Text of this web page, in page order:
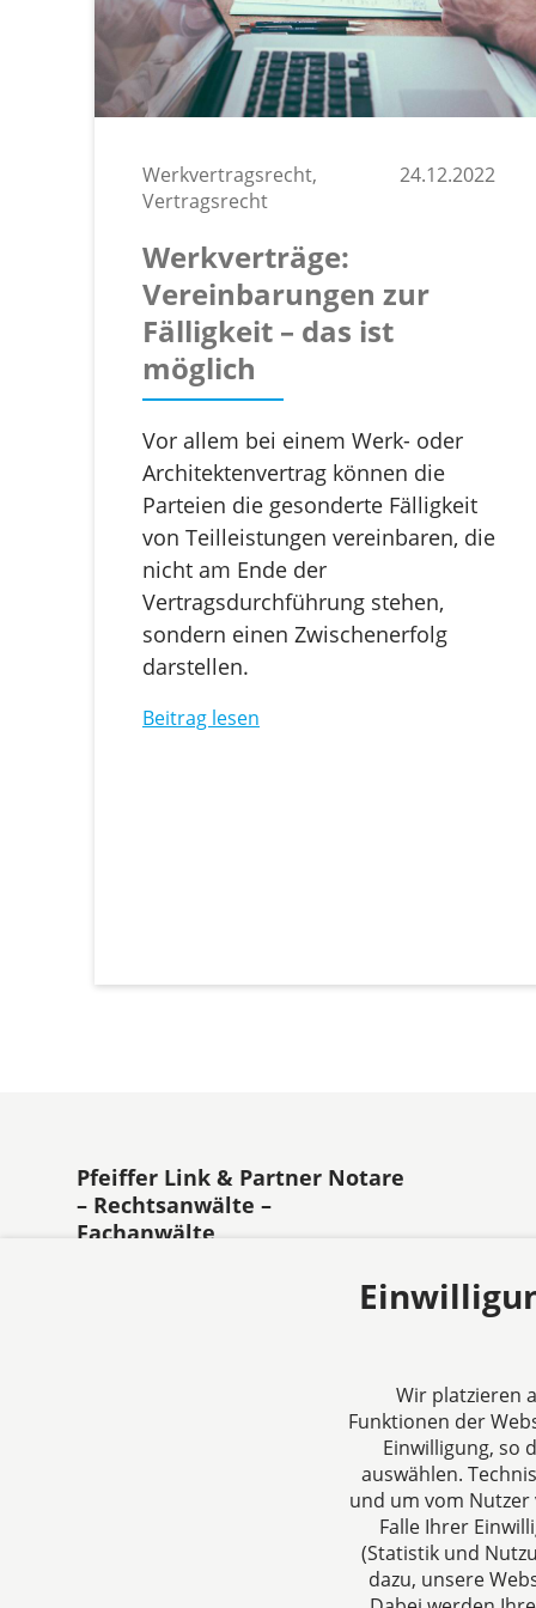
Werkvertragsrecht,
Vertragsrecht
24.12.2022
Werkverträge:
Vereinbarungen zur
Fälligkeit – das ist
möglich
Vor allem bei einem Werk- oder
Architektenvertrag können die
Parteien die gesonderte Fälligkeit
von Teilleistungen vereinbaren, die
nicht am Ende der
Vertragsdurchführung stehen,
sondern einen Zwischenerfolg
darstellen.
Beitrag lesen
Pfeiffer Link & Partner Notare
– Rechtsanwälte –
Fachanwälte
kanzlei@pfeiffer-link.de
Standort
Am
Tel: +49
Fax: +49
E-Mail:
link.de
Wir platzieren
Funktionen der
Einwilligung, so
auswählen.
und um vom Nutzer
Falle Ihrer
(Statistik und
dazu, unsere